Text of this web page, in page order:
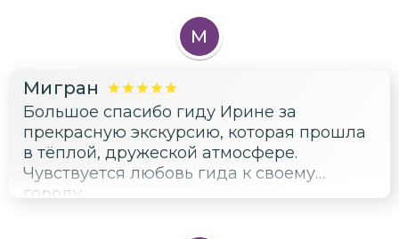
М
Мигран
Большое спасибо гиду Ирине за
прекрасную экскурсию, которая прошла
в тёплой, дружеской атмосфере.
Чувствуется любовь гида к своему
городу.